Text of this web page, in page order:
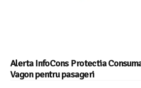
Alerta InfoCons Protectia
Vagon pentru pasageri